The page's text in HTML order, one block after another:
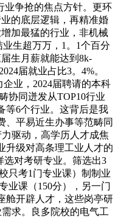
业争抢的焦点方针。更环
的底层逻辑，再精准婚
加最猛的行业，非机械
生超万万，1。1个百分
生月薪就能达到8k-
届就业占比3。4%。
业，2024届聘请的本科
协同迸发从TOP10行业
等6个行业。这背后是我
平易近生办事等范畴同
驱动，高学历人才成焦
升级对高条理工业人才的
选对考研专业。筛选出3
只考1门专业课）制制业
业课（150分），另一门
舱开辟人才，这些岗亭研
求。良多院校的电气工